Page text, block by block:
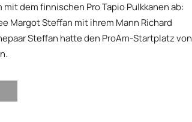
dem finnischen Pro Tapio Pulkkanen ab:
Margot Steffan mit ihrem Mann Richard
Steffan hatte den ProAm-Startplatz von